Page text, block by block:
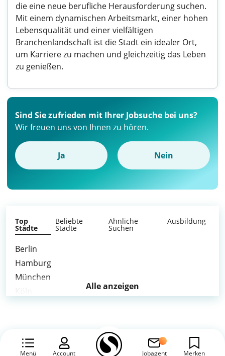
die eine neue berufliche Herausforderung suchen.
Mit einem dynamischen Arbeitsmarkt, einer hohen
Lebensqualität und einer vielfältigen
Branchenlandschaft ist die Stadt ein idealer Ort,
um Karriere zu machen und gleichzeitig das Leben
zu genießen.
Menü Account Jobagent Merken
Sind Sie zufrieden mit Ihrer Jobsuche bei uns?
Wir freuen uns von Ihnen zu hören.
Ja Nein
Top
Städte
Beliebte
Städte
Ähnliche
Suchen
Ausbildung
Berlin
Hamburg
München
Leipzig
Alle anzeigen